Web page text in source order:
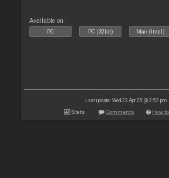
Available on :
PC PC (32bit) Mac (Intel)
Last update: Wed 23 Apr 25 @ 2:52 pm
Stats Comments How